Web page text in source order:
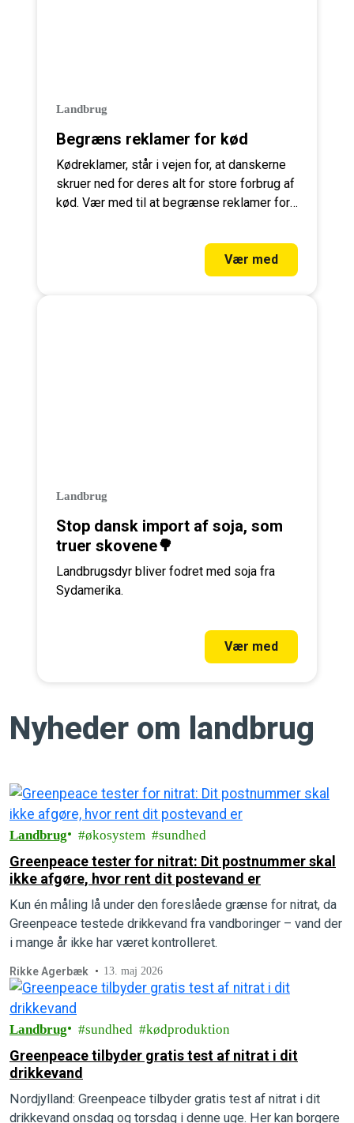
Landbrug
Begræns reklamer for kød
Kødreklamer, står i vejen for, at danskerne
skruer ned for deres alt for store forbrug af
kød. Vær med til at begrænse reklamer for
Vær med
Landbrug
Stop dansk import af soja, som
truer skovene🌳
Landbrugsdyr bliver fodret med soja fra
Sydamerika.
Vær med
Nyheder om landbrug
Landbrug økosystem sundhed
Greenpeace tester for nitrat: Dit postnummer skal
ikke afgøre, hvor rent dit postevand er
Kun én måling lå under den foreslåede grænse for nitrat, da
Greenpeace testede drikkevand fra vandboringer – vand der
i mange år ikke har været kontrolleret.
Rikke Agerbæk 13. maj 2026
Landbrug sundhed kødproduktion
Greenpeace tilbyder gratis test af nitrat i dit
drikkevand
Nordjylland: Greenpeace tilbyder gratis test af nitrat i dit
drikkevand onsdag og torsdag i denne uge. Her kan borgere